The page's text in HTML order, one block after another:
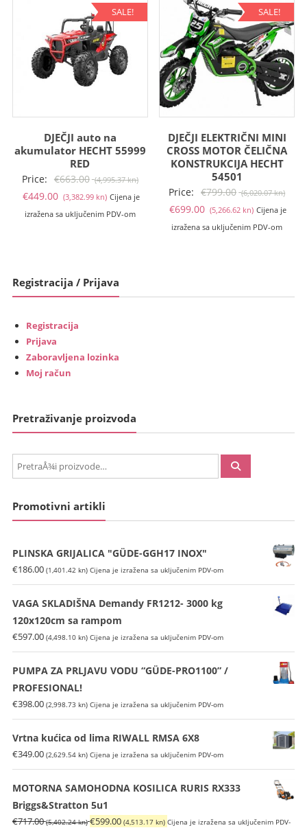
kn).
SALE!
DJEČJI auto na
akumulator HECHT 55999
RED
Price: €663.00 (4,995.37 kn)Izvorna
cijena
€449.00 (3,382.99 kn)Trenutna
cijena
kn).
Cijena je
izražena sa uključenim PDV-om
SALE!
DJEČJI ELEKTRIČNI MINI
CROSS MOTOR ČELIČNA
KONSTRUKCIJA HECHT
54501
Price: €799.00 (6,020.07 kn)
kn).
€699.00 (5,266.62 kn)Trenutna
cijena
kn).
Cijena je
izražena sa uključenim PDV-om
Registracija / Prijava
Registracija
Prijava
Zaboravljena lozinka
Moj račun
Pretraživanje proizvoda
PretraÅ¾i:
Promotivni artikli
PLINSKA GRIJALICA "GÜDE-GGH17 INOX"
€186.00 (1,401.42 kn) Cijena je izražena sa uključenim PDV-om
VAGA SKLADIŠNA Demandy FR1212- 3000 kg
120x120cm sa rampom
€597.00 (4,498.10 kn) Cijena je izražena sa uključenim PDV-om
PUMPA ZA PRLJAVU VODU “GÜDE-PRO1100” /
PROFESIONAL!
€398.00 (2,998.73 kn) Cijena je izražena sa uključenim PDV-om
Vrtna kućica od lima RIWALL RMSA 6X8
€349.00 (2,629.54 kn) Cijena je izražena sa uključenim PDV-om
MOTORNA SAMOHODNA KOSILICA RURIS RX333
Briggs&Stratton 5u1
€717.00 (5,402.24 kn)Izvorna
€599.00 (4,513.17 kn) Trenutna
Cijena je izražena sa uključenim PDV-